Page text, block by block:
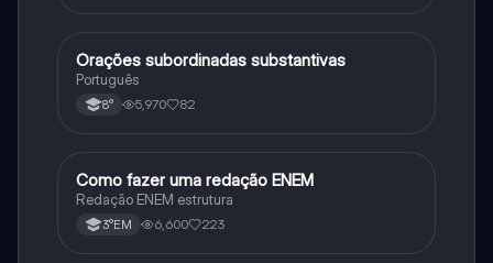
Português
Orações subordinadas substantivas
Português
8° 5,970 82
Português
Como fazer uma redação ENEM
Redação ENEM estrutura
3°EM 6,600 223